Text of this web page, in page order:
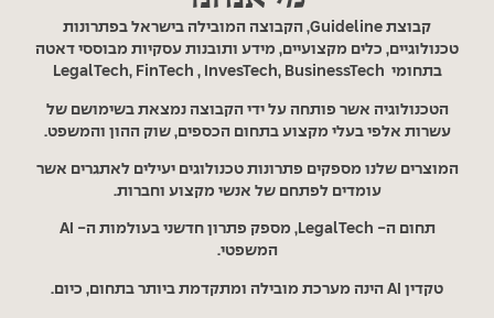
קבוצת Guideline, הקבוצה המובילה בישראל בפתרונות
טכנולוגיים, כלים מקצועיים, מידע ותובנות עסקיות מבוססי דאטה
בתחומי LegalTech, FinTech , InvesTech, BusinessTech
הטכנולוגיה אשר פותחה על ידי הקבוצה נמצאת בשימושם של
עשרות אלפי בעלי מקצוע בתחום הכספים, שוק ההון והמשפט.
המוצרים שלנו מספקים פתרונות טכנולוגים יעילים לאתגרים אשר
עומדים לפתחם של אנשי מקצוע וחברות.
תחום ה- LegalTech, מספק פתרון חדשני בעולמות ה- AI
המשפטי.
טקדין AI הינה מערכת מובילה ומתקדמת ביותר בתחום, כיום.